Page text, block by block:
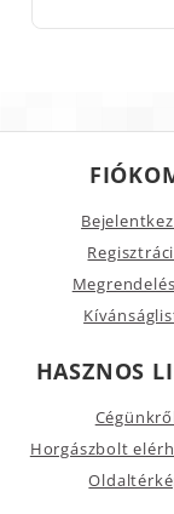
HASZNOS
Horgászbolt